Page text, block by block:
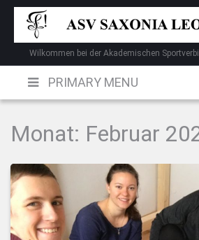
Skip
content
Wilkommen bei der Akademischen
PRIMARY MENU
Monat: Februar